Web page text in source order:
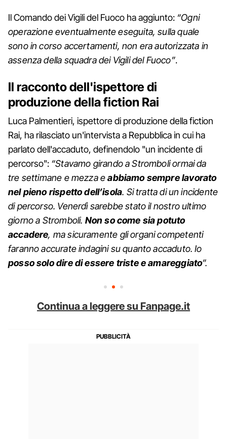
Il Comando dei Vigili del Fuoco ha aggiunto: “Ogni
operazione eventualmente eseguita, sulla quale
sono in corso accertamenti, non era autorizzata in
assenza della squadra dei Vigili del Fuoco”.
Il racconto dell'ispettore di
produzione della fiction Rai
Luca Palmentieri, ispettore di produzione della fiction
Rai, ha rilasciato un'intervista a Repubblica in cui ha
parlato dell'accaduto, definendolo "un incidente di
percorso": “Stavamo girando a Stromboli ormai da
tre settimane e mezza eabbiamo sempre lavorato
nel pieno rispetto dell’isola. Si tratta di un incidente
di percorso. Venerdì sarebbe stato il nostro ultimo
giorno a Stromboli. Non so come sia potuto
accadere, ma sicuramente gli organi competenti
faranno accurate indagini su quanto accaduto. Io
posso solo dire di essere triste e amareggiato”.
Continua a leggere su Fanpage.it